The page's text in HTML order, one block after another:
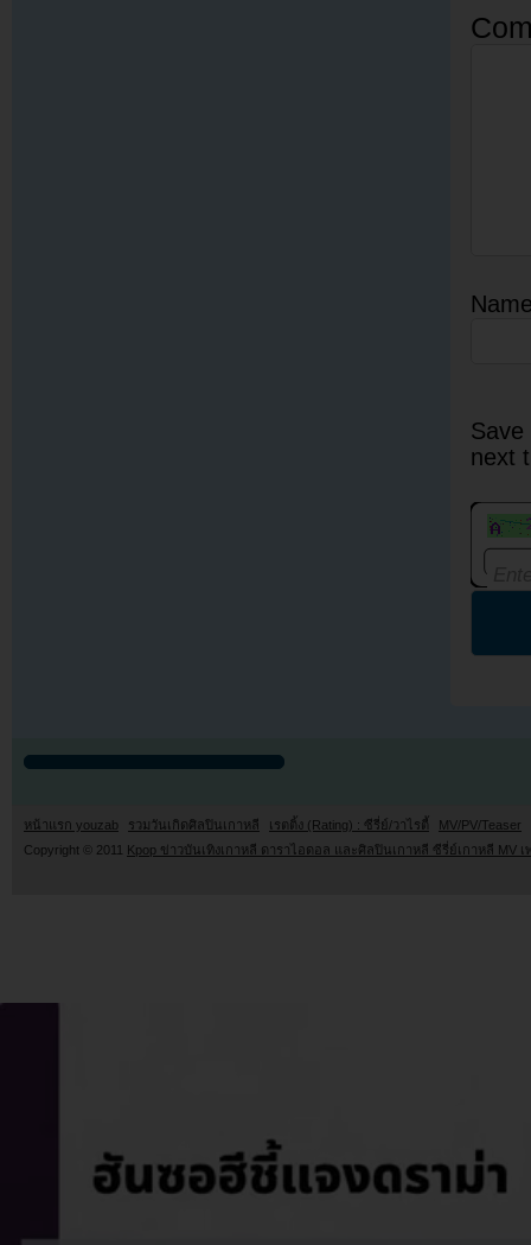
next
หน้าแรก youzab รวมวันเกิดศิลปินเกาหลี เรตติ้ง (Rating) : ซีรี่ย์/วาไรตี้
MV/PV/Teaser
Copyright © 2011 Kpop ข่าวบันเทิงเกาหลี ดาราไอดอล และศิลปินเกาหลี ซีรี่ย์เกาหลี MV